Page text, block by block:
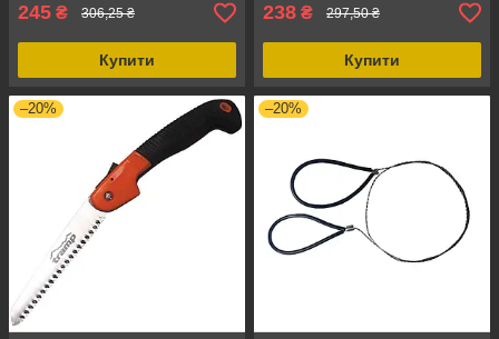
245 ₴ 306,25 ₴
Купити
238 ₴ 297,50 ₴
Купити
–20% –20%